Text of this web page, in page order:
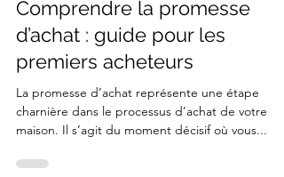
11 mars 2024
4 min de lecture
Comprendre la promesse
d’achat : guide pour les
premiers acheteurs
La promesse d’achat représente une étape
maison. Il s’agit du moment décisif où vous...